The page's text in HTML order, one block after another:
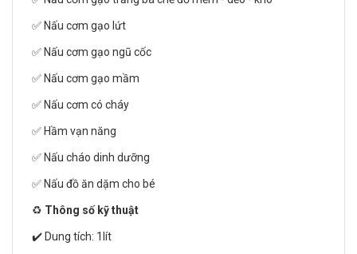
✅ Nấu cơm gạo lứt
✅ Nấu cơm gạo ngũ cốc
✅ Nấu cơm gạo mầm
✅ Nấu cơm có cháy
✅ Hầm vạn năng
✅ Nấu cháo dinh dưỡng
✅ Nấu đồ ăn dặm cho bé
♻️ Thông số kỹ thuật
✔️ Dung tích: 1lít